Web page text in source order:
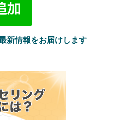
新情報をお届けします